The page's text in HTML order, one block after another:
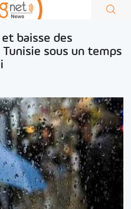
baisse des
sous un temps